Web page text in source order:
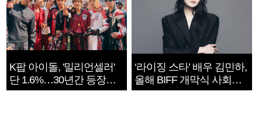
K팝 아이돌, '밀리언셀러'
단 1.6%…30년간 등장
1182개팀 전수조사
‘라이징 스타’ 배우 김민하,
올해 BIFF 개막식 사회자
확정